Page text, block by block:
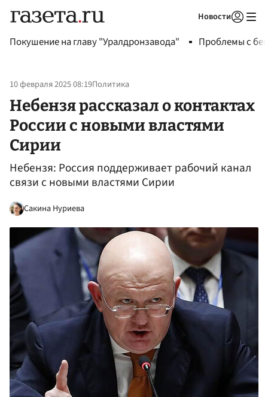
Новости
Покушение на главу "Уралдронзавода" Проблемы с
10 февраля 2025 08:19Политика
Небензя рассказал о контактах
России с новыми властями
Сирии
Небензя: Россия поддерживает рабочий канал
связи с новыми властями Сирии
Сакина Нуриева